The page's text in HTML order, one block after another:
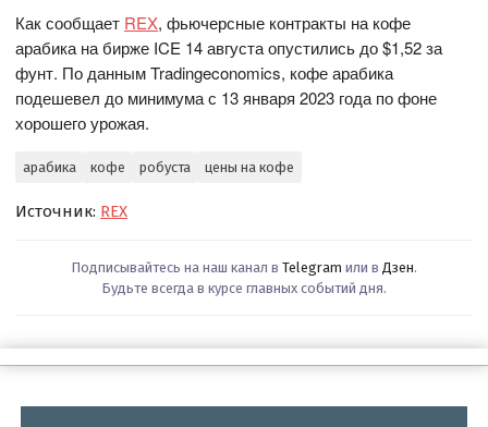
Как сообщает REX, фьючерсные контракты на кофе
арабика на бирже ICE 14 августа опустились до $1,52 за
фунт. По данным Tradingeconomics, кофе арабика
подешевел до минимума с 13 января 2023 года по фоне
хорошего урожая.
арабика кофе робуста цены на кофе
Источник: REX
Подписывайтесь на наш канал в Telegram или в Дзен.
Будьте всегда в курсе главных событий дня.